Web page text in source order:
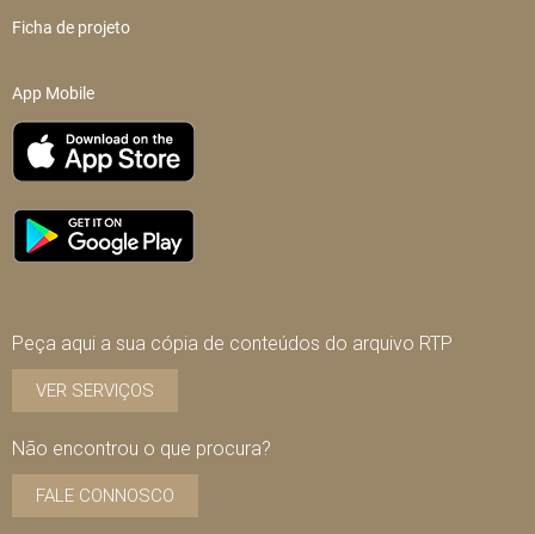
Ficha de projeto
App Mobile
Peça aqui a sua cópia de conteúdos do arquivo RTP
VER SERVIÇOS
Não encontrou o que procura?
FALE CONNOSCO